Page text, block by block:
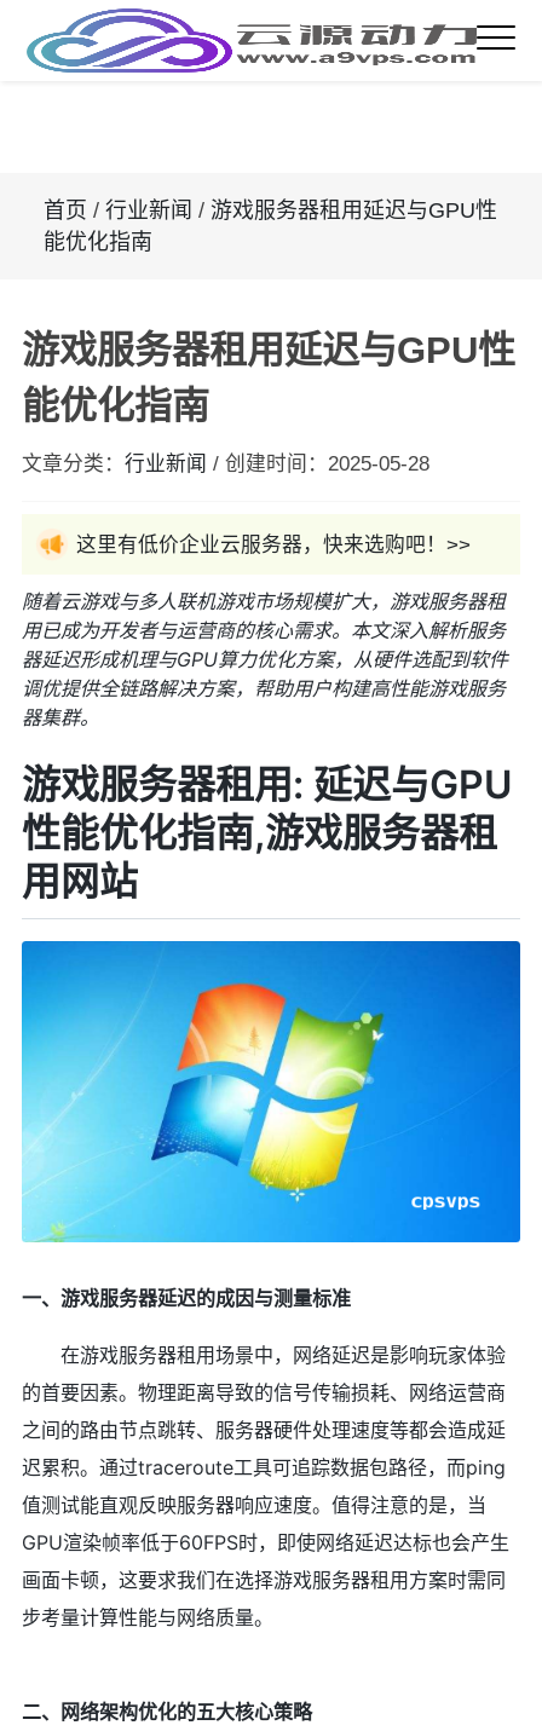
首页 / 行业新闻 / 游戏服务器租用延迟与GPU性
能优化指南
游戏服务器租用延迟与GPU性
能优化指南
文章分类： 行业新闻 / 创建时间： 2025-05-28
这里有低价企业云服务器，快来选购吧！>>
随着云游戏与多人联机游戏市场规模扩大，游戏服务器租
用已成为开发者与运营商的核心需求。本文深入解析服务
器延迟形成机理与GPU算力优化方案，从硬件选配到软件
调优提供全链路解决方案，帮助用户构建高性能游戏服务
器集群。
游戏服务器租用: 延迟与GPU
性能优化指南,游戏服务器租
用网站
一、游戏服务器延迟的成因与测量标准
在游戏服务器租用场景中，网络延迟是影响玩家体验
的首要因素。物理距离导致的信号传输损耗、网络运营商
之间的路由节点跳转、服务器硬件处理速度等都会造成延
迟累积。通过traceroute工具可追踪数据包路径，而ping
值测试能直观反映服务器响应速度。值得注意的是，当
GPU渲染帧率低于60FPS时，即使网络延迟达标也会产生
画面卡顿，这要求我们在选择游戏服务器租用方案时需同
步考量计算性能与网络质量。
二、网络架构优化的五大核心策略